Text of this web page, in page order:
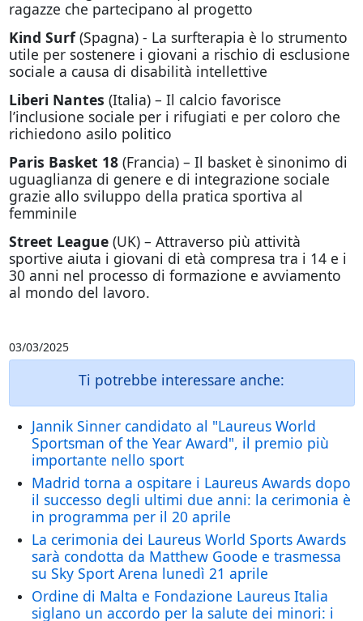
ragazze che partecipano al progetto
Kind Surf(Spagna) - La surfterapia è lo strumento
utile per sostenere i giovani a rischio di esclusione
sociale a causa di disabilità intellettive
Liberi Nantes (Italia) – Il calcio favorisce
l’inclusione sociale per i rifugiati e per coloro che
richiedono asilo politico
Paris Basket 18 (Francia) – Il basket è sinonimo di
uguaglianza di genere e di integrazione sociale
grazie allo sviluppo della pratica sportiva al
femminile
Street League (UK) – Attraverso più attività
sportive aiuta i giovani di età compresa tra i 14 e i
30 anni nel processo di formazione e avviamento
al mondo del lavoro.
03/03/2025
Ti potrebbe interessare anche:
Jannik Sinner candidato al "Laureus World
Sportsman of the Year Award", il premio più
importante nello sport
Madrid torna a ospitare i Laureus Awards dopo
il successo degli ultimi due anni: la cerimonia è
in programma per il 20 aprile
La cerimonia dei Laureus World Sports Awards
sarà condotta da Matthew Goode e trasmessa
su Sky Sport Arena lunedì 21 aprile
Ordine di Malta e Fondazione Laureus Italia
siglano un accordo per la salute dei minori: i